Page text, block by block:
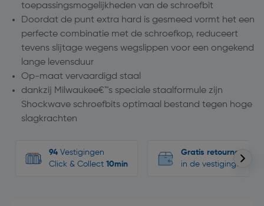
toepassingsmogelijkheden van de schroefbit
Doordat de punt extra hard is gesmeed vormt het een
perfecte combinatie met de schroefkop, reduceert
tevens slijtage wegens wegslippen voor een ongekend
lange levensduur
Op-maat vervaardigd staal
dankzij Milwaukee€™s speciale staalformule zijn
Shockwave schroefbits optimaal bestand tegen hoge
slagkrachten
94 Vestigingen
Click & Collect 10min
Gratis retourneren
in de vestigingen